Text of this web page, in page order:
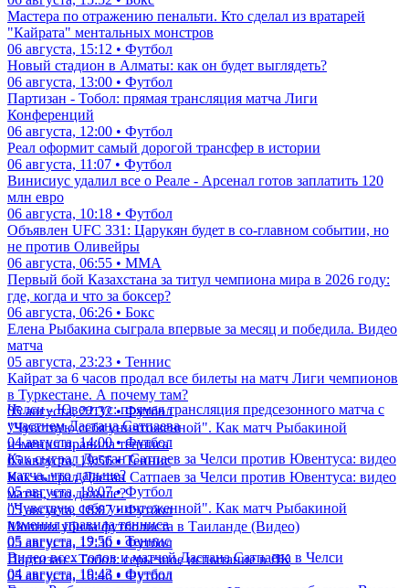
Мастера по отражению пенальти. Кто сделал из вратарей
"Кайрата" ментальных монстров
06 августа, 15:12 • Футбол
Новый стадион в Алматы: как он будет выглядеть?
06 августа, 13:00 • Футбол
Партизан - Тобол: прямая трансляция матча Лиги
Конференций
06 августа, 12:00 • Футбол
Реал оформит самый дорогой трансфер в истории
06 августа, 11:07 • Футбол
Винисиус удалил все о Реале - Арсенал готов заплатить 120
млн евро
06 августа, 10:18 • Футбол
Объявлен UFC 331: Царукян будет в со-главном событии, но
не против Оливейры
06 августа, 06:55 • ММА
Первый бой Казахстана за титул чемпиона мира в 2026 году:
где, когда и что за боксер?
06 августа, 06:26 • Бокс
Елена Рыбакина сыграла впервые за месяц и победила. Видео
матча
05 августа, 23:23 • Теннис
Кайрат за 6 часов продал все билеты на матч Лиги чемпионов
в Туркестане. А почему там?
05 августа, 22:32 • Футбол
"Чувствую себя уничтоженной". Как матч Рыбакиной
изменил правила тенниса
05 августа, 19:56 • Теннис
Как сыграл Дастан Сатпаев за Челси против Ювентуса: видео
матча, что дальше?
05 августа, 18:07 • Футбол
Молния убила футболиста в Таиланде (Видео)
05 августа, 17:30 • Футбол
Партизан - Тобол: серьезное испытание в ЛК
05 августа, 16:46 • Футбол
Челси - Ювентус: прямая трансляция предсезонного матча с
участием Дастана Сатпаева
04 августа, 14:00 • Футбол
Как сыграл Дастан Сатпаев за Челси против Ювентуса: видео
матча, что дальше?
05 августа, 18:07 • Футбол
"Чувствую себя уничтоженной". Как матч Рыбакиной
изменил правила тенниса
05 августа, 19:56 • Теннис
Видео всех голов и матчей Дастана Сатпаева в Челси
04 августа, 19:43 • Футбол